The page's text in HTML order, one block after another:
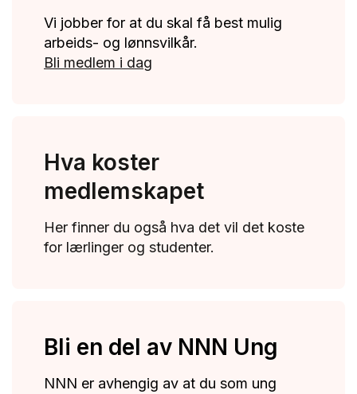
Vi jobber for at du skal få best mulig
arbeids- og lønnsvilkår.
Bli medlem i dag
Hva koster
medlemskapet
Her finner du også hva det vil det koste
for lærlinger og studenter.
Bli en del av NNN Ung
NNN er avhengig av at du som ung